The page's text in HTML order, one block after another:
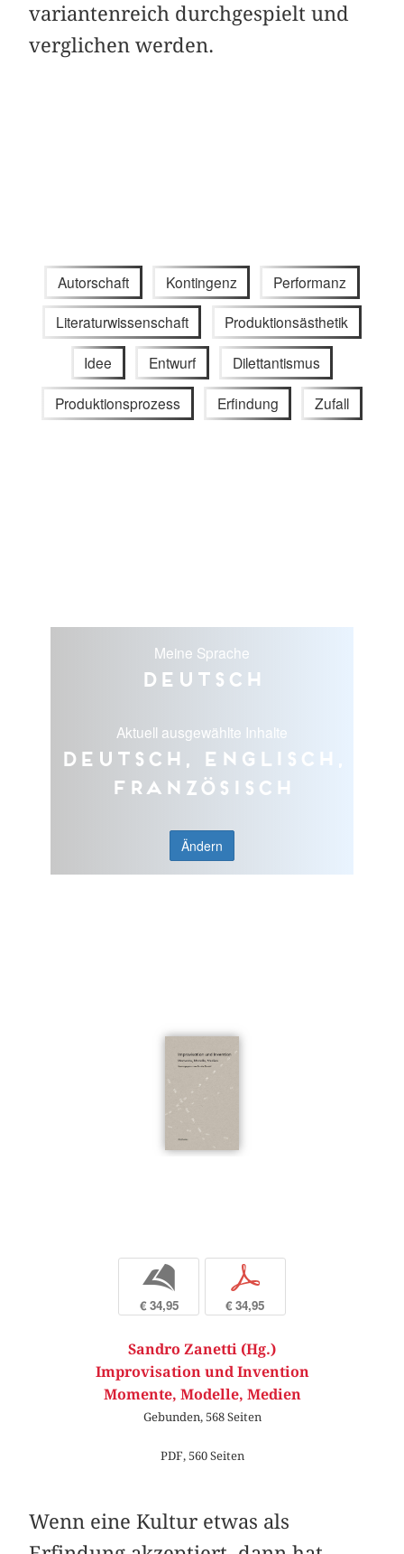
variantenreich durchgespielt und
verglichen werden.
Autorschaft Kontingenz Performanz
Literaturwissenschaft Produktionsästhetik
Idee Entwurf Dilettantismus
Produktionsprozess Erfindung Zufall
Meine Sprache
Deutsch
Aktuell ausgewählte Inhalte
Deutsch, Englisch,
Französisch
Ändern
b
€ 34,95
p
€ 34,95
Sandro Zanetti (Hg.)
Improvisation und Invention
Momente, Modelle, Medien
Gebunden, 568 Seiten
PDF, 560 Seiten
Wenn eine Kultur etwas als